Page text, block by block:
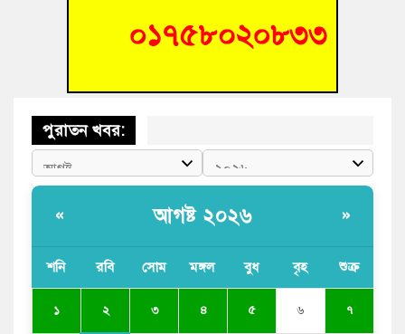
‘হাসিনাকে ফেরাতে তৎপরতা’ কুবিতে ১১ শিক্ষককে ঘিরে ফ্যাক্ট-
পুরাতন খবর:
« আগষ্ট ২০২৬ »
শনি রবি সোম মঙ্গল বুধ বৃহ শুক্র
১ ২ ৩ ৪ ৫ ৬ ৭